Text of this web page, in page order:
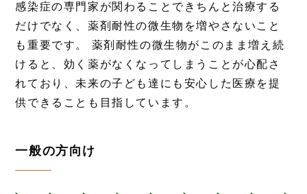
感染症の専門家が関わることできちんと治療する
だけでなく、薬剤耐性の微生物を増やさないこと
も重要です。 薬剤耐性の微生物がこのまま増え続
けると、効く薬がなくなってしまうことが心配さ
れており、未来の子ども達にも安心した医療を提
供できることも目指しています。
一般の方向け